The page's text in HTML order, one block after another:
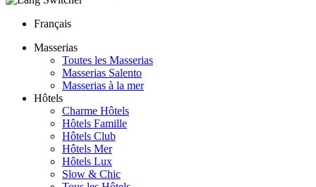
Français
Masserias
Toutes les Masserias
Masserias Salento
Masserias à la mer
Hôtels
Charme Hôtels
Hôtels Famille
Hôtels Club
Hôtels Mer
Hôtels Lux
Slow & Chic